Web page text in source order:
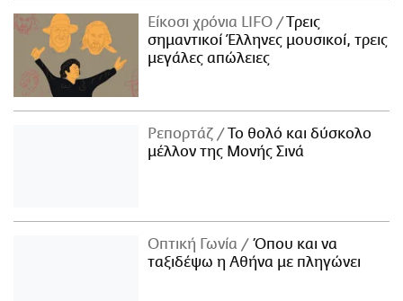
Είκοσι χρόνια LIFO
Tρεις
σημαντικοί Έλληνες μουσικοί, τρεις
μεγάλες απώλειες
Ρεπορτάζ
Το θολό και δύσκολο
μέλλον της Μονής Σινά
Οπτική Γωνία
Όπου και να
ταξιδέψω η Αθήνα με πληγώνει